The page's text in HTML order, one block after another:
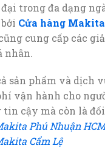
trong đa dạng
Cửa hàng
cung cấp các
nhân.
sản phẩm và dịch
vận hành cho
tin cậy mà còn là
Phú Nhuận HCM
Cẩm Lệ